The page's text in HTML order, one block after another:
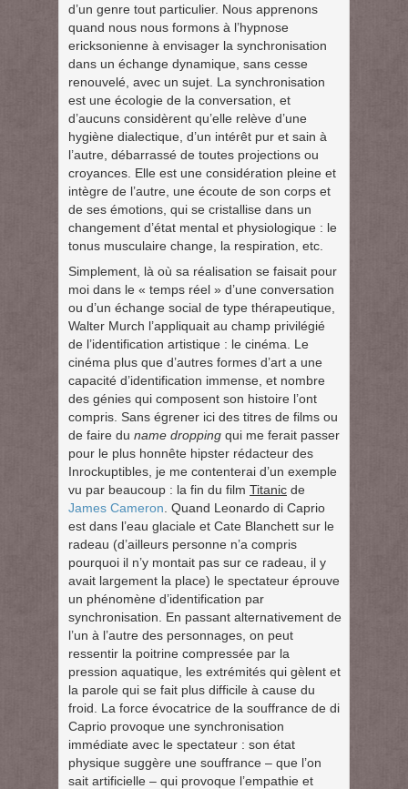
d’un genre tout particulier. Nous apprenons
quand nous nous formons à l’hypnose
ericksonienne à envisager la synchronisation
dans un échange dynamique, sans cesse
renouvelé, avec un sujet. La synchronisation
est une écologie de la conversation, et
d’aucuns considèrent qu’elle relève d’une
hygiène dialectique, d’un intérêt pur et sain à
l’autre, débarrassé de toutes projections ou
croyances. Elle est une considération pleine et
intègre de l’autre, une écoute de son corps et
de ses émotions, qui se cristallise dans un
changement d’état mental et physiologique : le
tonus musculaire change, la respiration, etc.
Simplement, là où sa réalisation se faisait pour
moi dans le « temps réel » d’une conversation
ou d’un échange social de type thérapeutique,
Walter Murch l’appliquait au champ privilégié
de l’identification artistique : le cinéma. Le
cinéma plus que d’autres formes d’art a une
capacité d’identification immense, et nombre
des génies qui composent son histoire l’ont
compris. Sans égrener ici des titres de films ou
de faire du name dropping qui me ferait passer
pour le plus honnête hipster rédacteur des
Inrockuptibles, je me contenterai d’un exemple
vu par beaucoup : la fin du film Titanic de
James Cameron . Quand Leonardo di Caprio
est dans l’eau glaciale et Cate Blanchett sur le
radeau (d’ailleurs personne n’a compris
pourquoi il n’y montait pas sur ce radeau, il y
avait largement la place) le spectateur éprouve
un phénomène d’identification par
synchronisation. En passant alternativement de
l’un à l’autre des personnages, on peut
ressentir la poitrine compressée par la
pression aquatique, les extrémités qui gèlent et
la parole qui se fait plus difficile à cause du
froid. La force évocatrice de la souffrance de di
Caprio provoque une synchronisation
immédiate avec le spectateur : son état
physique suggère une souffrance – que l’on
sait artificielle – qui provoque l’empathie et